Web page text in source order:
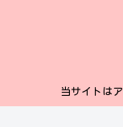
当サイトは